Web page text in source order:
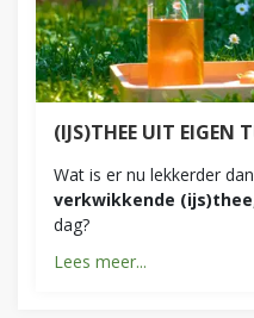
(IJS)THEE UIT EIGEN
Wat is er nu lekkerder
verkwikkende (ijs)thee
dag?
Lees meer...